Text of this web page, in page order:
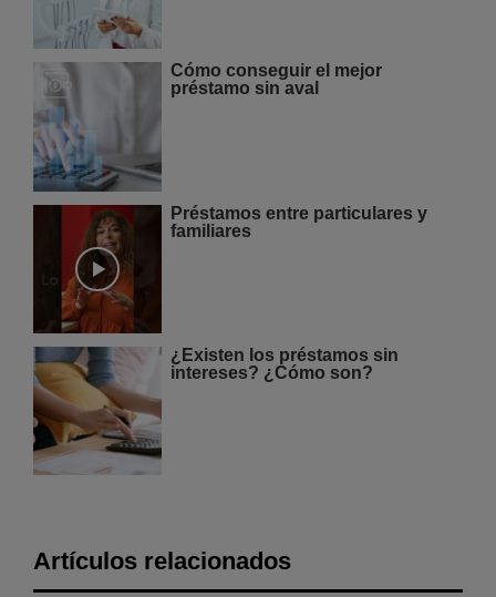
Cómo conseguir el mejor
préstamo sin aval
Préstamos entre particulares y
familiares
¿Existen los préstamos sin
intereses? ¿Cómo son?
Artículos relacionados